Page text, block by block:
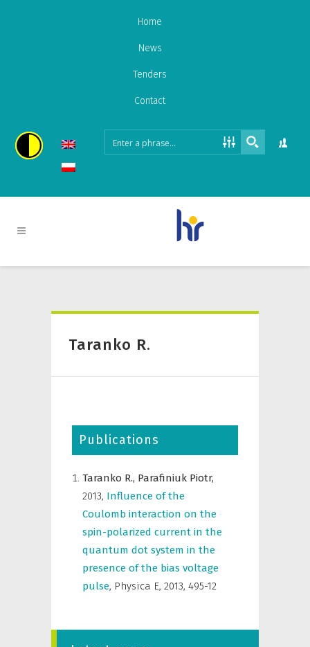
Home
News
Tenders
Contact
Taranko R.
Publications
Taranko R., Parafiniuk Piotr,
2013, Influence of the
Coulomb interaction on the
spin-polarized current in the
quantum dot system in the
presence of the bias voltage
pulse, Physica E, 2013, 495-12